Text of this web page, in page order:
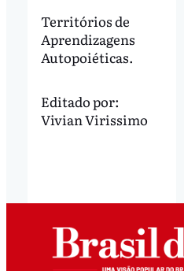
Territórios de
Aprendizagens
Autopoiéticas.
Editado por:
Vivian Virissimo